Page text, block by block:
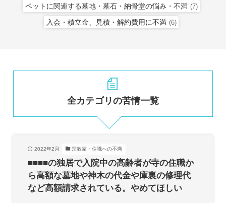
ペットに関連する墓地・墓石・納骨堂の悩み・不満 (7)
入会・積立金、見積・解約費用に不満 (6)
全カテゴリの苦情一覧
2022年2月 宗教家・住職への不満
■■■■の独居で入院中の高齢者が寺の住職か
ら高額な墓地や神木の代金や庫裏の修理代
など高額請求されている。やめてほしい